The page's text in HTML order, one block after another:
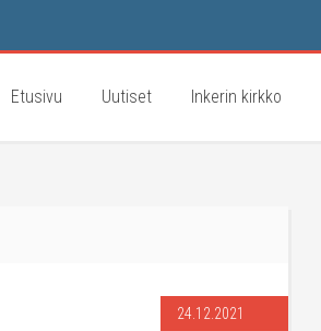
Etusivu Uutiset Inkerin kirkko
24.12.2021